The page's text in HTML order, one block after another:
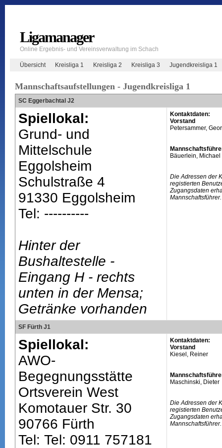
Ligamanager
Online Ergebnis- und Vereinsverwaltung im Schach
Übersicht Kreisliga 1 Kreisliga 2 Kreisliga 3 Jugendkreisliga 1
Mannschaftsaufstellungen - Jugendkreisliga 1
SC Eggerbachtal J2
Spiellokal:
Grund- und
Mittelschule
Eggolsheim
Schulstraße 4
91330 Eggolsheim
Tel: ----------
Hinter der
Bushaltestelle -
Eingang H - rechts
unten in der Mensa;
Getränke vorhanden
Kontaktdaten:
Vorstand
Petersammer,
Bäuerlein, Michael
Die Adressen der
registierten
Zugangsdaten
Mannschaftsführer.
SF Fürth J1
Spiellokal:
AWO-
Begegnungsstätte
Ortsverein West
Komotauer Str. 30
90766 Fürth
Tel: Tel: 0911 757181
Kontaktdaten:
Vorstand
Kiesel, Reiner
Maschinski, Dieter
Die Adressen der
registierten
Zugangsdaten
Mannschaftsführer.